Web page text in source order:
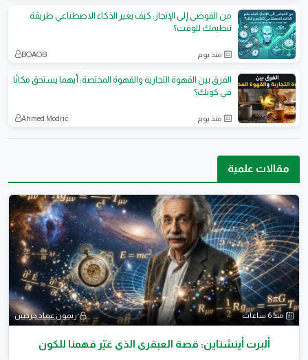
من الفوضى إلى الإنجاز: كيف يغير الذكاء الاصطناعي طريقة
تنظيمك للوقت؟
منذ يوم BOAOB
الفرق بين القهوة التجارية والقهوة المختصة: أيهما يستحق مكانًا
في كوبك؟
منذ يوم Ahmed Modrić
مقالات علمية
منذ 6 ساعات ريمون عماد جرجس
ألبرت أينشتاين: قصة العبقري الذي غيّر فهمنا للكون